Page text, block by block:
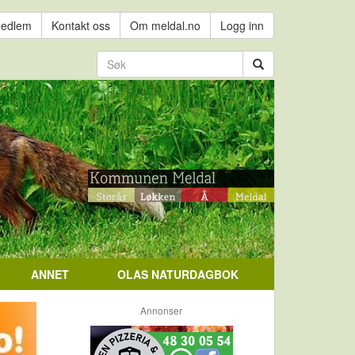
Kontakt oss Om meldal.no Logg inn
ANNET OLAS NATURDAGBOK
Annonser